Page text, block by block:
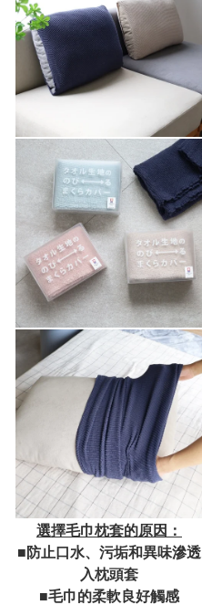
選擇毛巾枕套的原因：
■防止口水、污垢和異味滲透
入枕頭套
■毛巾的柔軟良好觸感